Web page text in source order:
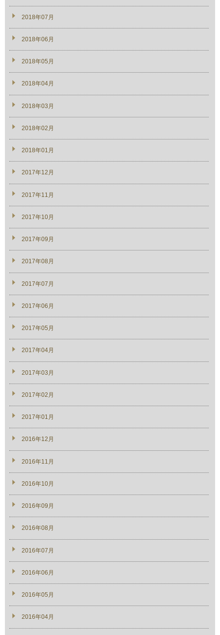
2018年07月
2018年06月
2018年05月
2018年04月
2018年03月
2018年02月
2018年01月
2017年12月
2017年11月
2017年10月
2017年09月
2017年08月
2017年07月
2017年06月
2017年05月
2017年04月
2017年03月
2017年02月
2017年01月
2016年12月
2016年11月
2016年10月
2016年09月
2016年08月
2016年07月
2016年06月
2016年05月
2016年04月